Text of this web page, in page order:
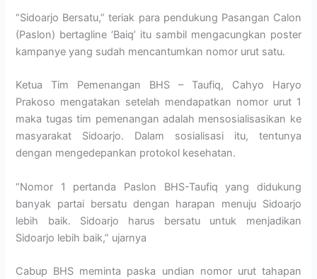
“Sidoarjo Bersatu,” teriak para pendukung Pasangan Calon
(Paslon) bertagline ‘Baiq’ itu sambil mengacungkan poster
kampanye yang sudah mencantumkan nomor urut satu.
Ketua Tim Pemenangan BHS – Taufiq, Cahyo Haryo
Prakoso mengatakan setelah mendapatkan nomor urut 1
maka tugas tim pemenangan adalah mensosialisasikan ke
masyarakat Sidoarjo. Dalam sosialisasi itu, tentunya
dengan mengedepankan protokol kesehatan.
“Nomor 1 pertanda Paslon BHS-Taufiq yang didukung
banyak partai bersatu dengan harapan menuju Sidoarjo
lebih baik. Sidoarjo harus bersatu untuk menjadikan
Sidoarjo lebih baik,” ujarnya
Cabup BHS meminta paska undian nomor urut tahapan